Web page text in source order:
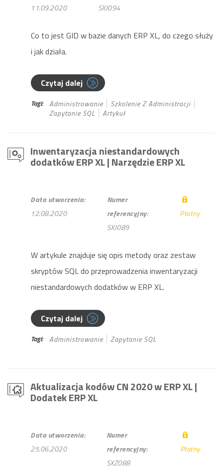
11.09.2020
SXJ094
Co to jest GID w bazie danych ERP XL, do czego służy
i jak działa.
Czytaj dalej
Tagi: Administrowanie
Szkolenie Z Administracji
Zapytanie SQL
Artykuł
Inwentaryzacja niestandardowych
dodatków ERP XL| Narzędzie ERP XL
Data utworzenia:
12.08.2020
Numer
referencyjny:
SXJ089
Płatny
W artykule znajduje się opis metody oraz zestaw
skryptów SQL do przeprowadzenia inwentaryzacji
niestandardowych dodatków w ERP XL.
Czytaj dalej
Tagi: Administrowanie Zapytanie SQL
Aktualizacja kodów CN 2020 w ERP XL|
Dodatek ERP XL
Data utworzenia:
25.06.2020
Numer
referencyjny:
SXZ088
Płatny